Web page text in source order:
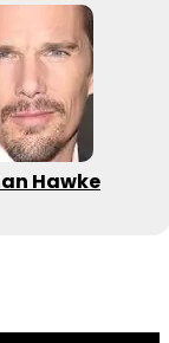
Hawke